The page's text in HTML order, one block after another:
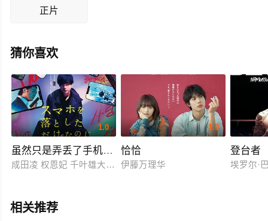
正片
猜你喜欢
1.0
虽然只是弄丢了手机 最终章 最后的黑客游戏
成田凌 权恩妃 千叶雄大 井浦新 田中圭 白石麻衣 原田泰造 大
1.0
恰恰
伊藤万理华
登台者
埃罗尔·
相关推荐